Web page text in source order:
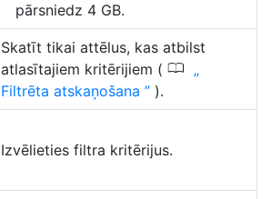
pārsniedz 4 GB.
Skatīt tikai attēlus, kas atbilst
atlasītajiem kritērijiem ( 0
Filtrēta atskaņošana ).
Izvēlieties filtra kritērijus.